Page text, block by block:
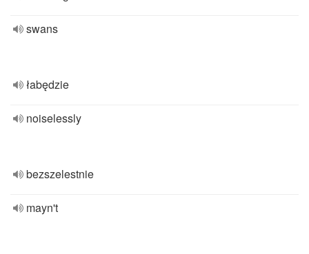
swans
łabędzie
noiselessly
bezszelestnie
mayn't